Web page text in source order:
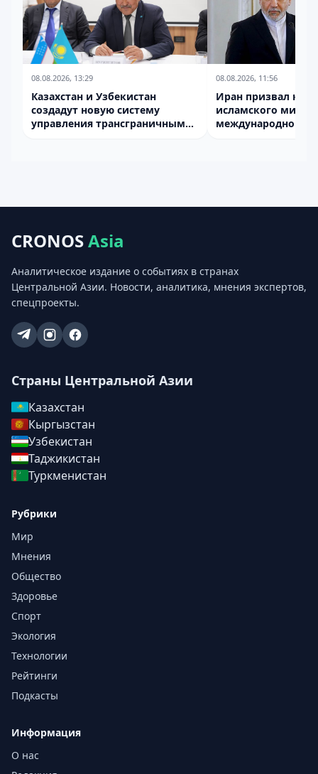
08.08.2026, 13:29
Казахстан и Узбекистан
создадут новую систему
управления трансграничными
08.08.2026, 11:56
Иран призвал к
исламского мира
международной
CRONOSAsia
Аналитическое издание о событиях в странах
Центральной Азии. Новости, аналитика, мнения экспертов,
спецпроекты.
Страны Центральной Азии
Казахстан
Кыргызстан
Узбекистан
Таджикистан
Туркменистан
Рубрики
Мир
Мнения
Общество
Здоровье
Спорт
Экология
Технологии
Рейтинги
Подкасты
Информация
О нас